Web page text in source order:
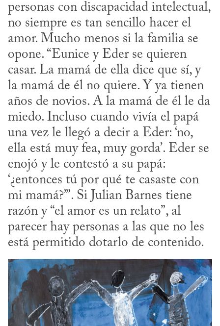
personas con discapacidad intelectual,
no siempre es tan sencillo hacer el
amor. Mucho menos si la familia se
opone. “Eunice y Eder se quieren
casar. La mamá de ella dice que sí, y
la mamá de él no quiere. Y ya tienen
años de novios. A la mamá de él le da
miedo. Incluso cuando vivía el papá
una vez le llegó a decir a Eder: ‘no,
ella está muy fea, muy gorda’. Eder se
enojó y le contestó a su papá:
‘¿entonces tú por qué te casaste con
mi mamá?’”. Si Julian Barnes tiene
razón y “el amor es un relato”, al
parecer hay personas a las que no les
está permitido dotarlo de contenido.